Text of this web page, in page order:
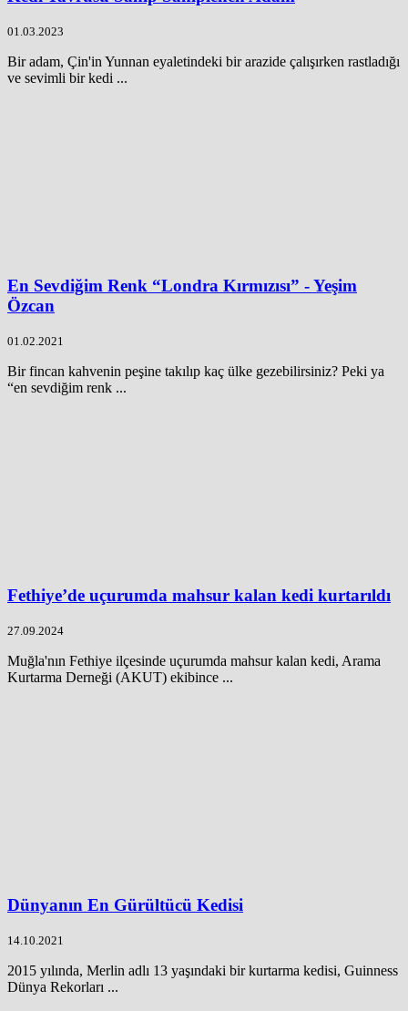
01.03.2023
Bir adam, Çin'in Yunnan eyaletindeki bir arazide çalışırken rastladığı
ve sevimli bir kedi ...
En Sevdiğim Renk “Londra Kırmızısı” - Yeşim
Özcan
01.02.2021
Bir fincan kahvenin peşine takılıp kaç ülke gezebilirsiniz? Peki ya
“en sevdiğim renk ...
Fethiye’de uçurumda mahsur kalan kedi kurtarıldı
27.09.2024
Muğla'nın Fethiye ilçesinde uçurumda mahsur kalan kedi, Arama
Kurtarma Derneği (AKUT) ekibince ...
Dünyanın En Gürültücü Kedisi
14.10.2021
2015 yılında, Merlin adlı 13 yaşındaki bir kurtarma kedisi, Guinness
Dünya Rekorları ...